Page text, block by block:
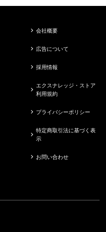
会社概要
広告について
採用情報
エクスナレッジ・ストア
利用規約
プライバシーポリシー
特定商取引法に基づく表
示
お問い合わせ